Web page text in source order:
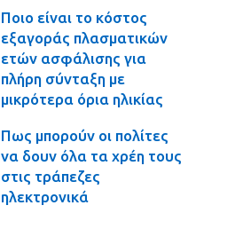
Ποιο είναι το κόστος
εξαγοράς πλασματικών
ετών ασφάλισης για
πλήρη σύνταξη με
μικρότερα όρια ηλικίας
Πως μπορούν οι πολίτες
να δουν όλα τα χρέη τους
στις τράπεζες
ηλεκτρονικά